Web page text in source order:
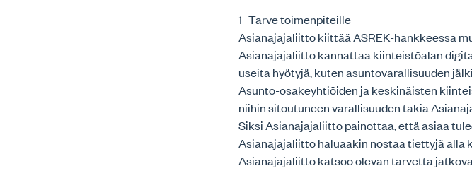
1 Tarve toimenpiteille
Asianajajaliitto kiittää ASREK-hankkeessa
Asianajajaliitto kannattaa kiinteistöalan
useita hyötyjä, kuten asuntovarallisuuden
Asunto-osakeyhtiöiden ja keskinäisten
niihin sitoutuneen varallisuuden takia
Siksi Asianajajaliitto painottaa, että asiaa
Asianajajaliitto haluaakin nostaa tiettyjä alla
Asianajajaliitto katsoo olevan tarvetta